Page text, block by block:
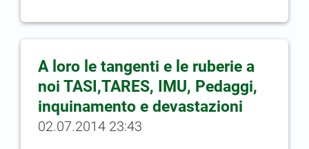
A loro le tangenti e le ruberie a
noi TASI,TARES, IMU, Pedaggi,
inquinamento e devastazioni
02.07.2014 23:43